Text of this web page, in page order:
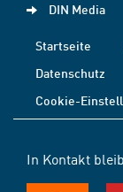
DIN Media
Startseite
Datenschutz
Cookie-
In Kontakt